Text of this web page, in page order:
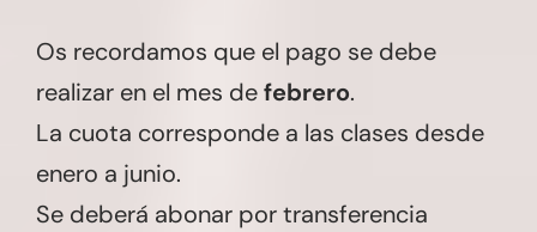
Os recordamos que el pago se debe
realizar en el mes defebrero.
La cuota corresponde a las clases desde
enero a junio.
Se deberá abonar por transferencia